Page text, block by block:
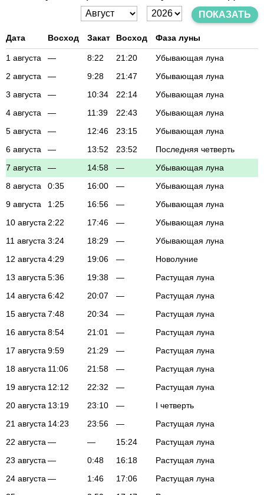
ПОКАЗАТЬ
Дата Восход Закат Восход Фаза луны
1 августа — 8:22 21:20
Убывающая луна
2 августа
— 9:28 21:47
Убывающая луна
3 августа
— 10:34 22:14
Убывающая луна
4 августа
— 11:39 22:43
Убывающая луна
5 августа
— 12:46 23:15
Убывающая луна
6 августа
— 13:52 23:52
Последняя четверть
7 августа
— 14:58 —
Убывающая луна
8 августа
0:35 16:00 —
Убывающая луна
9 августа
1:25 16:56 —
Убывающая луна
10 августа 2:22 17:46 —
Убывающая луна
11 августа 3:24 18:29 —
Убывающая луна
12 августа 4:29 19:06 —
Новолуние
13 августа 5:36 19:38 —
Растущая луна
14 августа 6:42 20:07 —
Растущая луна
15 августа 7:48 20:34 —
Растущая луна
16 августа 8:54 21:01 —
Растущая луна
17 августа 9:59 21:29 —
Растущая луна
18 августа 11:06 21:58 —
Растущая луна
19 августа 12:12 22:32 —
Растущая луна
20 августа 13:19 23:10 —
I четверть
21 августа 14:23 23:56 —
Растущая луна
22 августа — — 15:24
Растущая луна
23 августа — 0:48 16:18
Растущая луна
24 августа — 1:46 17:06
Растущая луна